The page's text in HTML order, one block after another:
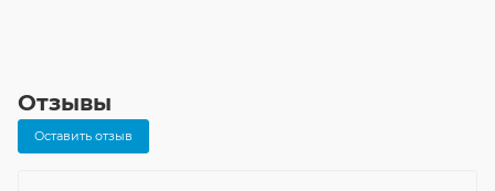
Отзывы
Оставить отзыв